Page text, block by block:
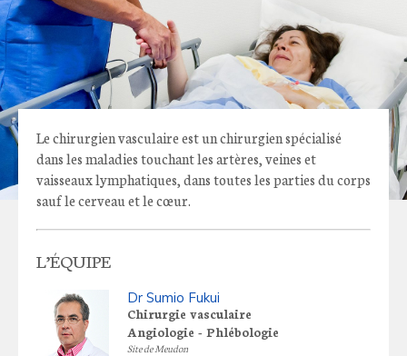
Le chirurgien vasculaire est un chirurgien spécialisé
dans les maladies touchant les artères, veines et
vaisseaux lymphatiques, dans toutes les parties du corps
sauf le cerveau et le cœur.
L’ÉQUIPE
Dr Sumio Fukui
Chirurgie vasculaire
Angiologie - Phlébologie
Site de Meudon